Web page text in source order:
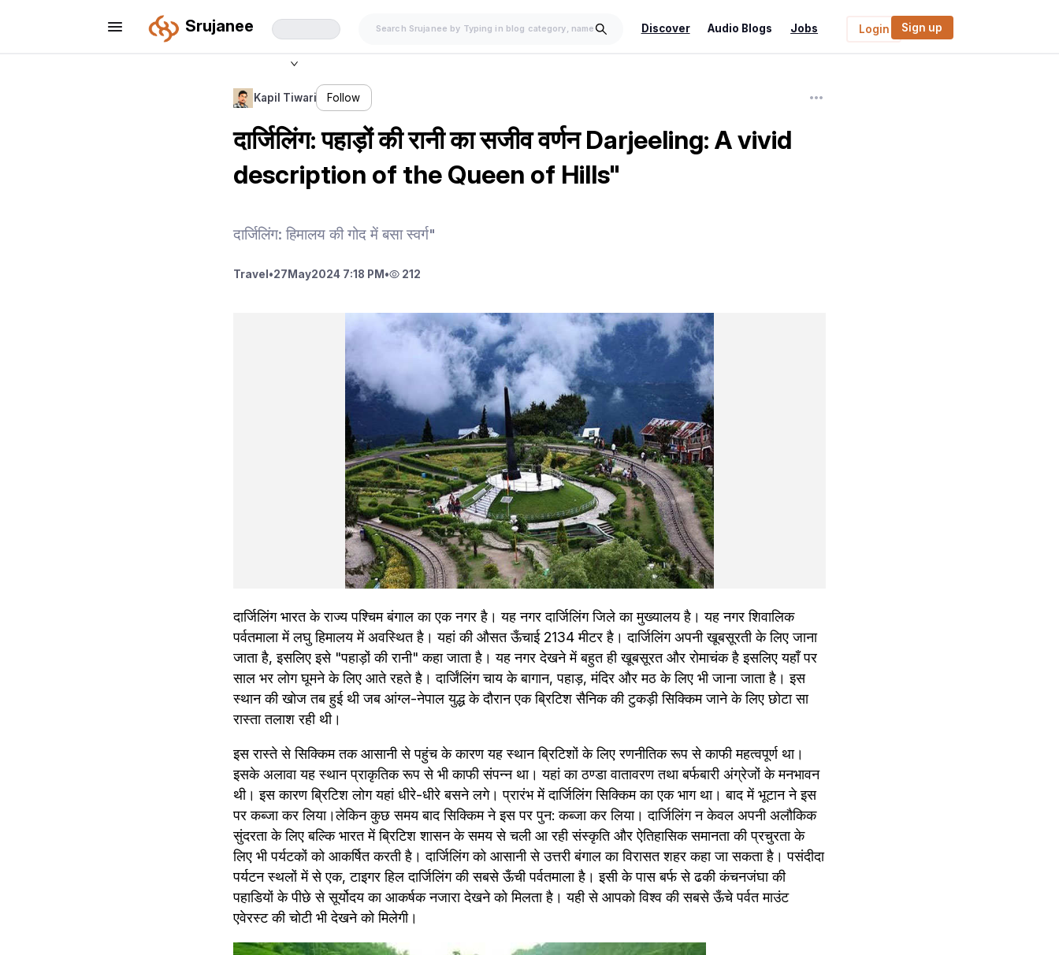
Srujanee Discover Audio Blogs Jobs Login Sign up
Kapil Tiwari Follow
दार्जिलिंग: पहाड़ों की रानी का सजीव वर्णन Darjeeling: A vivid
description of the Queen of Hills"
दार्जिलिंग: हिमालय की गोद में बसा स्वर्ग"
Travel •27 May2024 7:18 PM • 212
दार्जिलिंग भारत के राज्य पश्चिम बंगाल का एक नगर है। यह नगर दार्जिलिंग जिले का मुख्यालय है। यह नगर शिवालिक
पर्वतमाला में लघु हिमालय में अवस्थित है। यहां की औसत ऊँचाई 2134 मीटर है। दार्जिलिंग अपनी खूबसूरती के लिए जाना
जाता है, इसलिए इसे "पहाड़ों की रानी" कहा जाता है। यह नगर देखने में बहुत ही खूबसूरत और रोमाचंक है इसलिए यहाँ पर
साल भर लोग घूमने के लिए आते रहते है। दार्जिंलिंग चाय के बागान, पहाड़, मंदिर और मठ के लिए भी जाना जाता है। इस
स्‍थान की खोज तब हुई थी जब आंग्‍ल-नेपाल युद्ध के दौरान एक ब्रिटिश सैनिक की टुक‍ड़ी सिक्किम जाने के लिए छोटा सा
रास्‍ता तलाश रही थी।
इस रास्ते से सिक्किम तक आसानी से पहुंच के कारण यह स्‍थान ब्रिटिशों के लिए रणनीतिक रूप से काफी महत्‍वपूर्ण था।
इसके अलावा यह स्‍थान प्राकृतिक रूप से भी काफी संपन्‍न था। यहां का ठण्‍डा वातावरण तथा बर्फबारी अंग्रेजों के मनभावन
थी। इस कारण ब्रिटिश लोग यहां धीरे-धीरे बसने लगे। प्रारंभ में दार्जिलिंग सिक्किम का एक भाग था। बाद में भूटान ने इस
पर कब्‍जा कर लिया।लेकिन कुछ समय बाद सिक्किम ने इस पर पुन: कब्‍जा कर लिया। दार्जिलिंग न केवल अपनी अलौकिक
सुंदरता के लिए बल्कि भारत में ब्रिटिश शासन के समय से चली आ रही संस्कृति और ऐतिहासिक समानता की प्रचुरता के
लिए भी पर्यटकों को आकर्षित करती है। दार्जिलिंग को आसानी से उत्तरी बंगाल का विरासत शहर कहा जा सकता है। पसंदीदा
पर्यटन स्थलों में से एक, टाइगर हिल दार्जिलिंग की सबसे ऊँची पर्वतमाला है। इसी के पास बर्फ से ढकी कंचनजंघा की
पहाडियों के पीछे से सूर्योदय का आकर्षक नजारा देखने को मिलता है। यही से आपको विश्व की सबसे ऊँचे पर्वत माउंट
एवेरस्ट की चोटी भी देखने को मिलेगी।